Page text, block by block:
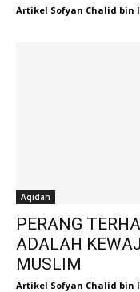
Artikel Sofyan Chalid bin
Aqidah
PERANG
ADALAH
MUSLIM
Artikel Sofyan Chalid bin